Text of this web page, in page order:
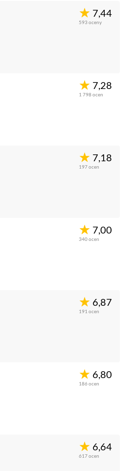
7,44
593oceny
7,28
1 798ocen
7,18
197ocen
7,00
340ocen
6,87
191 ocen
6,80
186ocen
6,64
617ocen